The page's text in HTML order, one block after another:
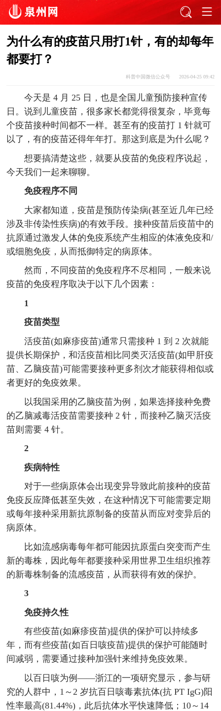
为什么有的疫苗只用打1针，有的却每年
都要打？
科普中国微信公众号 2026-04-25 09:42
今天是 4 月 25 日，也是全国儿童预防接种宣传
日。说到儿童疫苗，很多家长都觉得很复杂，毕竟每
个疫苗接种时间都不一样。甚至有的疫苗打 1 针就可
以了，有的疫苗还得年年打。那这到底是为什么呢？
想要搞清楚这些，就要从疫苗的免疫程序说起，
今天我们一起来聊聊。
免疫程序不同
大家都知道，疫苗是预防传染病(甚至近几年已经
涉及非传染性疾病)的有效手段。接种疫苗后疫苗中的
抗原通过激发人体的免疫系统产生相应的体液免疫和/
或细胞免疫，从而抵御特定的病原体。
然而，不同疫苗的免疫程序不尽相同，一般来说
疫苗的免疫程序取决于以下几个因素：
1
疫苗类型
活疫苗(如麻疹疫苗)通常只需接种 1 到 2 次就能
提供长期保护，和活疫苗相比同类灭活疫苗(如甲肝疫
苗、乙脑疫苗)可能需要接种更多剂次才能获得相似或
者更好的免疫效果。
以我国采用的乙脑疫苗为例，如果选择接种免费
的乙脑减毒活疫苗需要接种 2 针，而接种乙脑灭活疫
苗则需要 4 针。
2
疾病特性
对于一些病原体会出现变异导致此前接种的疫苗
免疫反应降低甚至失效，在这种情况下可能需要定期
或每年接种采用新抗原制备的疫苗从而应对变异后的
病原体。
比如流感病毒每年都可能因抗原蛋白突变而产生
新的毒株，因此每年都要接种采用世界卫生组织推荐
的新毒株制备的流感疫苗，从而获得有效的保护。
3
免疫持久性
有些疫苗(如麻疹疫苗)提供的保护可以持续多
年，而有些疫苗(如百日咳疫苗)提供的保护可能随时
间减弱，需要通过接种加强针来维持免疫效果。
以百日咳为例——浙江的一项研究显示，参与研
究的人群中，1～2 岁抗百日咳毒素抗体(抗 PT IgG)阳
性率最高(81.44%)，此后抗体水平快速降低；10～14